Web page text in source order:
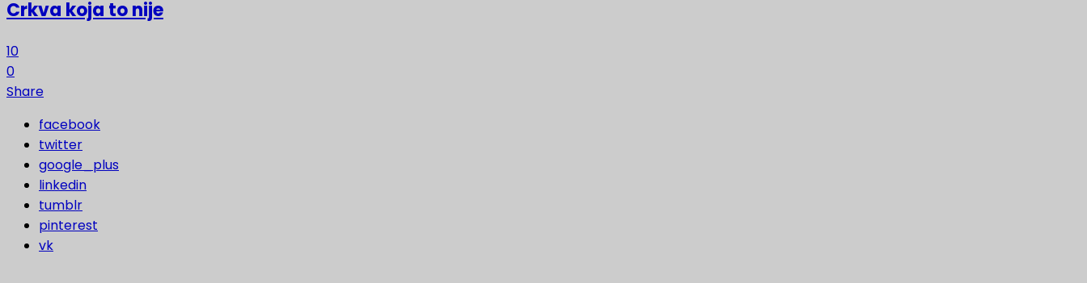
Crkva koja to nije
10
0
Share
facebook
twitter
google_plus
linkedin
tumblr
pinterest
vk